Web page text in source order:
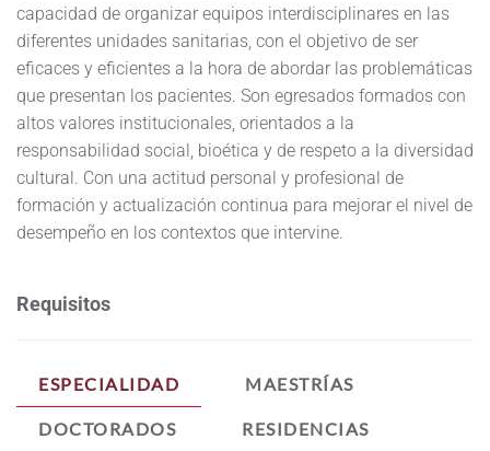
capacidad de organizar equipos interdisciplinares en las
diferentes unidades sanitarias, con el objetivo de ser
eficaces y eficientes a la hora de abordar las problemáticas
que presentan los pacientes. Son egresados formados con
altos valores institucionales, orientados a la
responsabilidad social, bioética y de respeto a la diversidad
cultural. Con una actitud personal y profesional de
formación y actualización continua para mejorar el nivel de
desempeño en los contextos que intervine.
Requisitos
ESPECIALIDAD MAESTRÍAS
DOCTORADOS RESIDENCIAS